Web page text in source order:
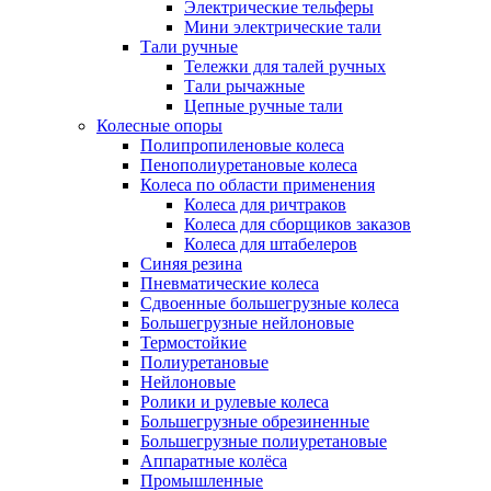
Электрические тельферы
Мини электрические тали
Тали ручные
Тележки для талей ручных
Тали рычажные
Цепные ручные тали
Колесные опоры
Полипропиленовые колеса
Пенополиуретановые колеса
Колеса по области применения
Колеса для ричтраков
Колеса для сборщиков заказов
Колеса для штабелеров
Синяя резина
Пневматические колеса
Сдвоенные большегрузные колеса
Большегрузные нейлоновые
Термостойкие
Полиуретановые
Нейлоновые
Ролики и рулевые колеса
Большегрузные обрезиненные
Большегрузные полиуретановые
Аппаратные колёса
Промышленные